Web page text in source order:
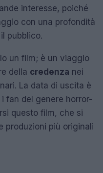
interesse, poiché
con una profondità
pubblico.
un film; è un viaggio
della credenza nei
La data di uscita è
fan del genere horror-
questo film, che si
produzioni più originali